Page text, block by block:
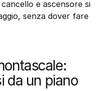
e ascensore si
senza dover fare
da un piano